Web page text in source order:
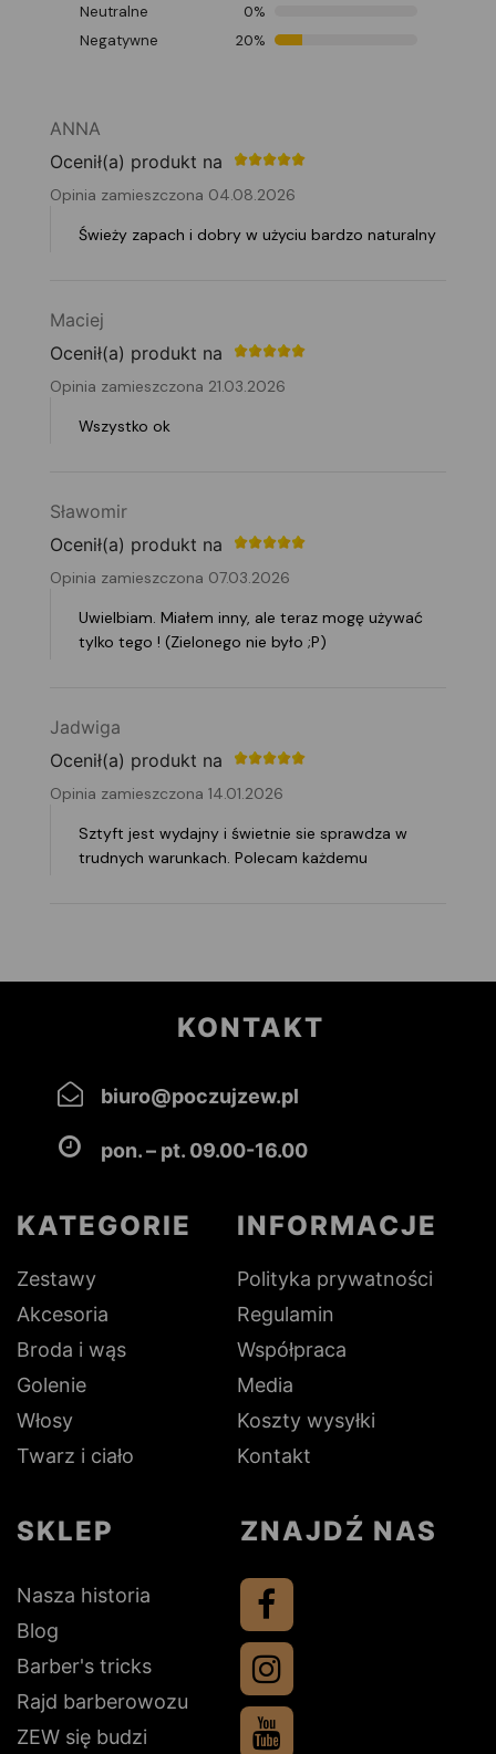
Neutralne
0%
Negatywne
20%
ANNA
Ocenił(a) produkt na
Opinia zamieszczona 04.08.2026
Świeży zapach i dobry w użyciu bardzo naturalny
Maciej
Ocenił(a) produkt na
Opinia zamieszczona 21.03.2026
Wszystko ok
Sławomir
Ocenił(a) produkt na
Opinia zamieszczona 07.03.2026
Uwielbiam. Miałem inny, ale teraz mogę używać
tylko tego ! (Zielonego nie było ;P)
Jadwiga
Ocenił(a) produkt na
Opinia zamieszczona 14.01.2026
Sztyft jest wydajny i świetnie sie sprawdza w
trudnych warunkach. Polecam każdemu
KONTAKT
biuro@poczujzew.pl
pon. – pt. 09.00-16.00
KATEGORIE
Zestawy
Akcesoria
Broda i wąs
Golenie
Włosy
Twarz i ciało
INFORMACJE
Polityka prywatności
Regulamin
Współpraca
Media
Koszty wysyłki
Kontakt
SKLEP
Nasza historia
Blog
Barber's tricks
Rajd barberowozu
ZEW się budzi
ZNAJDŹ NAS